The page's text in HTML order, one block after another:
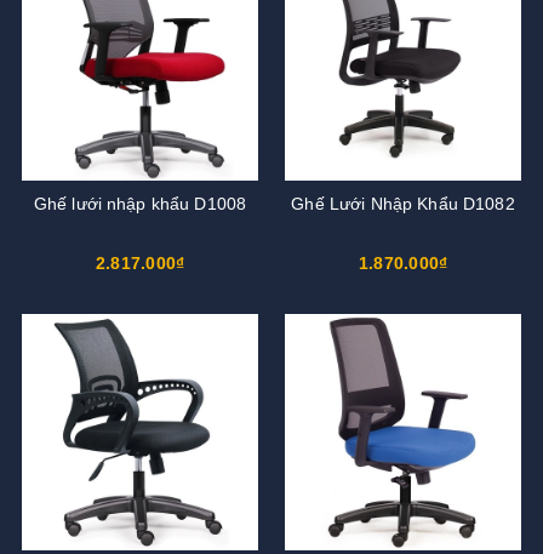
Ghế lưới nhập khẩu D1008
2.817.000₫
Ghế Lưới Nhập Khẩu D1082
1.870.000₫